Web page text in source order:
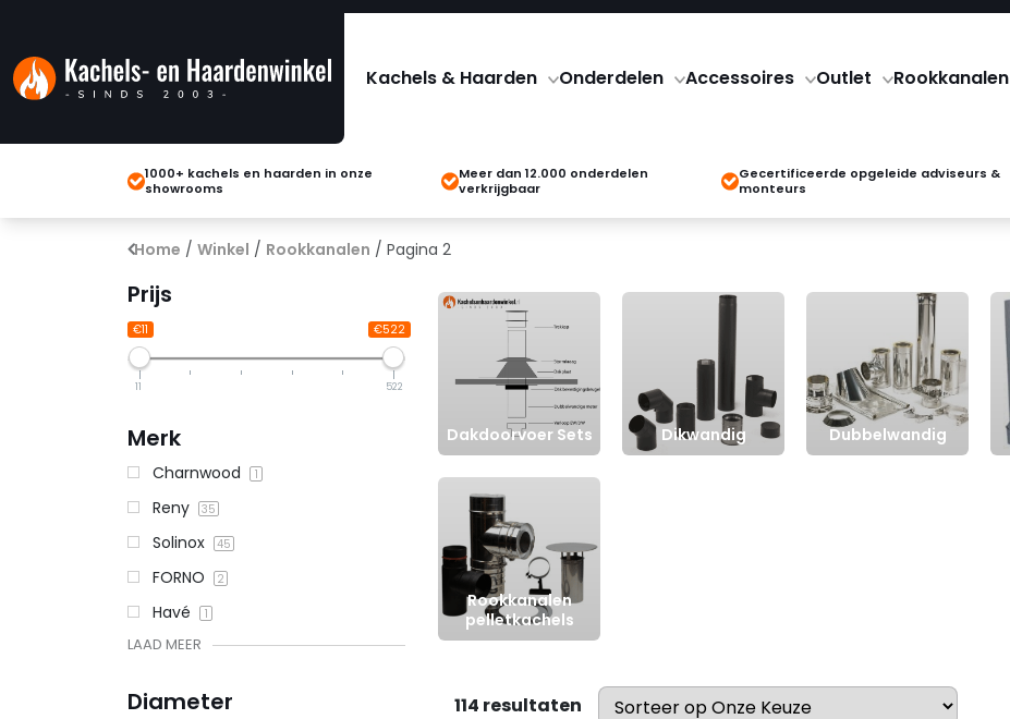
Kachels & Haarden Onderdelen Accessoires Outlet Rookkanalen
1000+ kachels en haarden in onze
showrooms
Meer dan 12.000 onderdelen
verkrijgbaar
Gecertificeerde opgeleide adviseurs &
monteurs
Home / Winkel / Rookkanalen / Pagina 2
Prijs
€11 €522
11 522
Merk
Charnwood 1
Reny 35
Solinox 45
FORNO 2
Havé 1
LAAD MEER
Diameter
Dakdoorvoer Sets Dikwandig Dubbelwandig
Rookkanalen
pelletkachels
114 resultaten